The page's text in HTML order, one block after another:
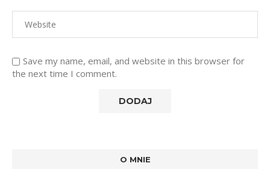
Save my name, email, and website in this browser for
the next time I comment.
O MNIE